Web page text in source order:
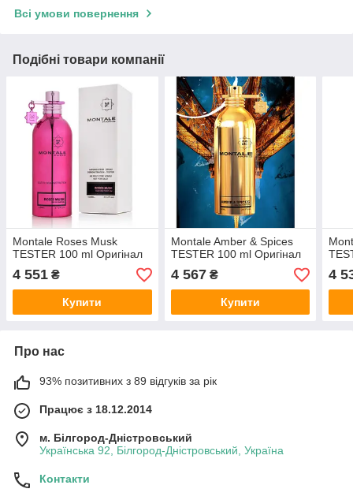
Всі умови повернення
Подібні товари компанії
Montale Roses Musk
TESTER 100 ml Оригінал
4 551 ₴
Купити
Montale Amber & Spices
TESTER 100 ml Оригінал
4 567₴
Купити
4
Про нас
93% позитивних з 89 відгуків за рік
Працює з 18.12.2014
м. Білгород-Дністровський
Українська 92, Білгород-Дністровський, Україна
Контакти